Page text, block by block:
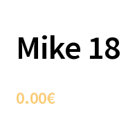
Mike 18
0.00€